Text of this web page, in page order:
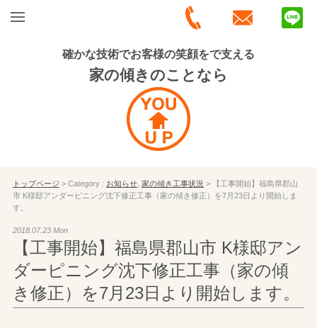
確かな技術でお客様の笑顔をで支える
家の傾きのことなら
トップページ > Category : お知らせ, 家の傾き工事状況 > 【工事開始】福島県郡山
市 K様邸アンダーピニング沈下修正工事（家の傾き修正）を7月23日より開始しま
す。
2018.07.23 Mon
【工事開始】福島県郡山市 K様邸アン
ダーピニング沈下修正工事（家の傾
き修正）を7月23日より開始します。